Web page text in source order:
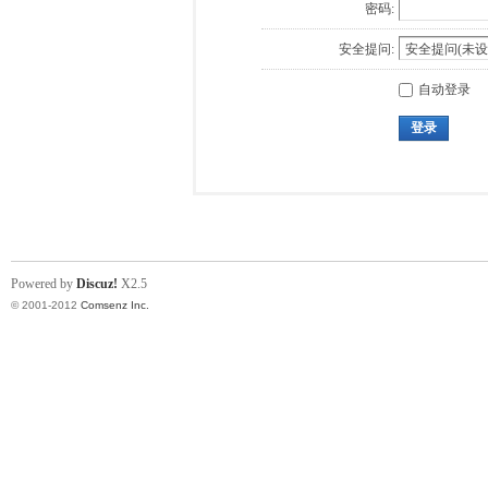
密码:
安全提问:
自动登录
登录
Powered by Discuz! X2.5
© 2001-2012 Comsenz Inc.